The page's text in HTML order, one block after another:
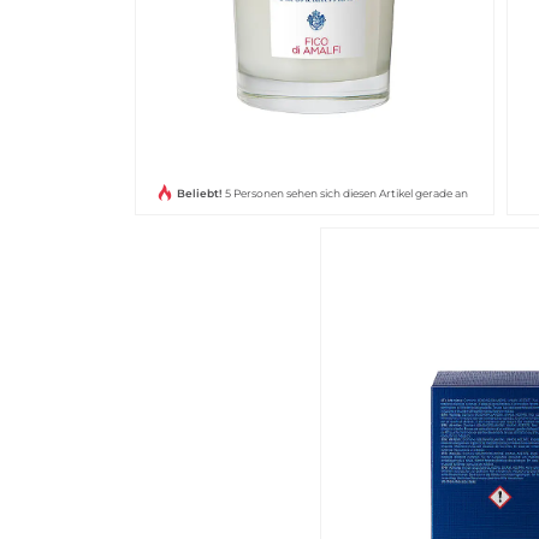
Beliebt! 5 Personen sehen sich diesen Artikel gerade an